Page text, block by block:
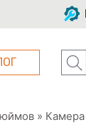
»